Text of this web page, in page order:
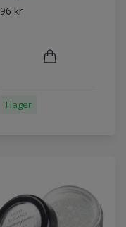
96 kr
I lager